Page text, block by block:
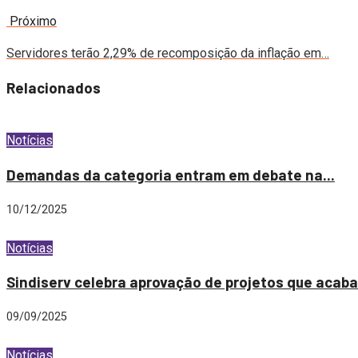
Próximo
Servidores terão 2,29% de recomposição da inflação em…
Relacionados
Notícias
Demandas da categoria entram em debate na...
10/12/2025
Notícias
Sindiserv celebra aprovação de projetos que
09/09/2025